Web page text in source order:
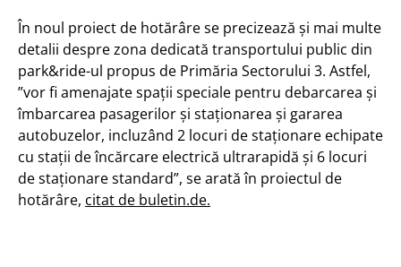
În noul proiect de hotărâre se precizează și mai multe
detalii despre zona dedicată transportului public din
park&ride-ul propus de Primăria Sectorului 3. Astfel,
”vor fi amenajate spații speciale pentru debarcarea şi
îmbarcarea pasagerilor şi staţionarea şi gararea
autobuzelor, incluzând 2 locuri de staţionare echipate
cu staţii de încărcare electrică ultrarapidă şi 6 locuri
de staţionare standard”, se arată în proiectul de
hotărâre, citat de buletin.de.